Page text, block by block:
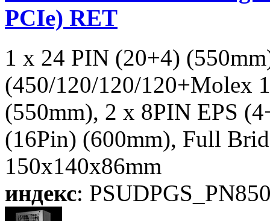
PCIe) RET
1 x 24 PIN (20+4)
(450/120/120/120+Molex
(550mm), 2 x 8PIN EPS
(16Pin) (600mm), Full
150x140x86mm
индекс: